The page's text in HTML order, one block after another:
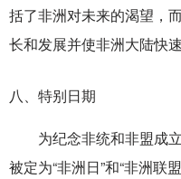
括了非洲对未来的渴望，
长和发展并使非洲大陆快
八、特别日期
为纪念非统和非盟成
被定为“非洲日”和“非洲联盟